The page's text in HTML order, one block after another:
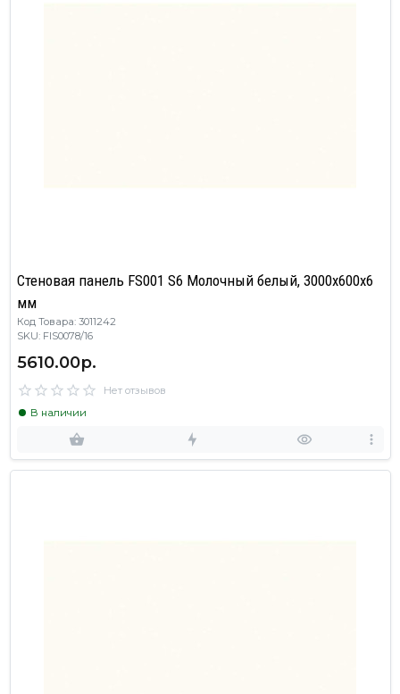
Стеновая панель FS001 S6 Молочный белый, 3000х600х6
мм
Код Товара: 3011242
SKU: FIS0078/16
5610.00р.
Нет отзывов
В наличии